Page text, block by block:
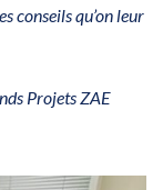
conseils qu’on leur
Projets ZAE